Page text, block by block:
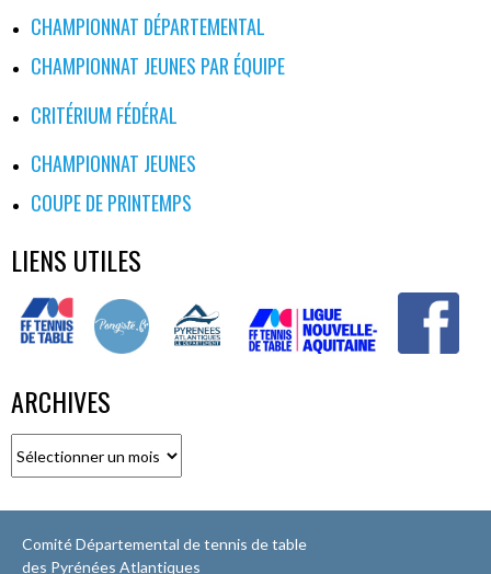
CHAMPIONNAT DÉPARTEMENTAL
CHAMPIONNAT JEUNES PAR ÉQUIPE
CRITÉRIUM FÉDÉRAL
CHAMPIONNAT JEUNES
COUPE DE PRINTEMPS
LIENS UTILES
ARCHIVES
Comité Départemental de tennis de table
des Pyrénées Atlantiques